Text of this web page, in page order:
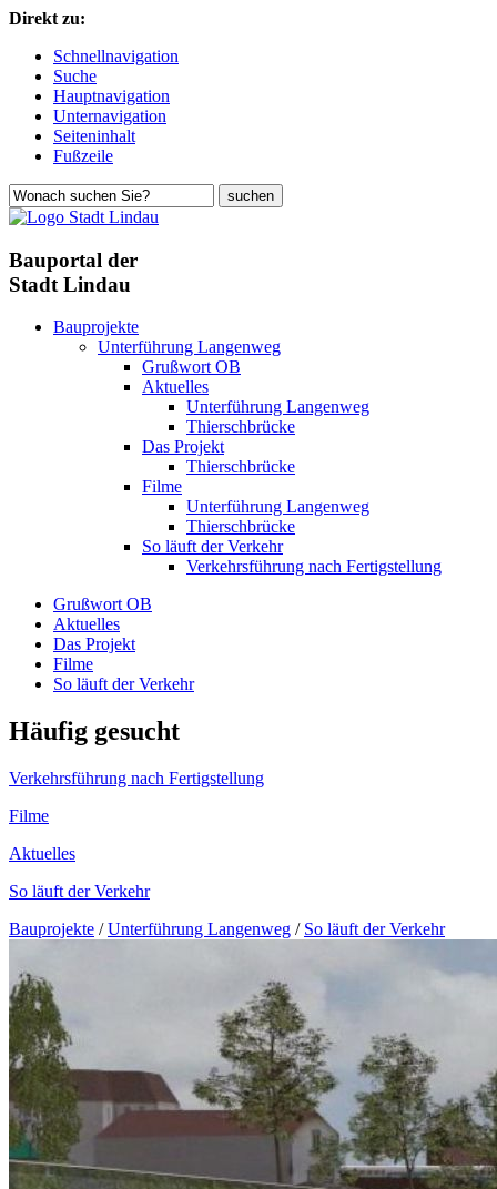
Direkt zu:
Schnellnavigation
Suche
Hauptnavigation
Unternavigation
Seiteninhalt
Fußzeile
Bauportal der
Stadt Lindau
Bauprojekte
Unterführung Langenweg
Grußwort OB
Aktuelles
Unterführung Langenweg
Thierschbrücke
Das Projekt
Thierschbrücke
Filme
Unterführung Langenweg
Thierschbrücke
So läuft der Verkehr
Verkehrsführung nach Fertigstellung
Grußwort OB
Aktuelles
Das Projekt
Filme
So läuft der Verkehr
Häufig gesucht
Verkehrsführung nach Fertigstellung
Filme
Aktuelles
So läuft der Verkehr
Bauprojekte /Unterführung Langenweg / So läuft der Verkehr